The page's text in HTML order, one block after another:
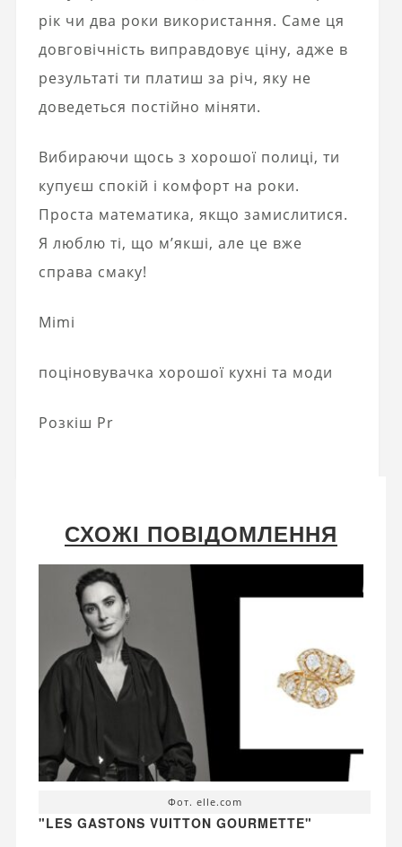
рік чи два роки використання. Саме ця
довговічність виправдовує ціну, адже в
результаті ти платиш за річ, яку не
доведеться постійно міняти.
Вибираючи щось з хорошої полиці, ти
купуєш спокій і комфорт на роки.
Проста математика, якщо замислитися.
Я люблю ті, що м’якші, але це вже
справа смаку!
Mimi
поціновувачка хорошої кухні та моди
Розкіш Pr
СХОЖІ ПОВІДОМЛЕННЯ
Фот. elle.com
"LES GASTONS VUITTON GOURMETTE"